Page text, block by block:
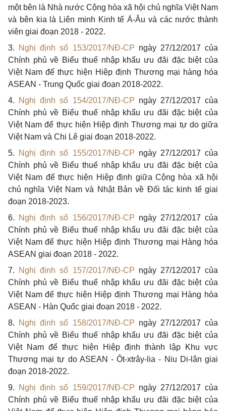
một bên là Nhà nước Cộng hòa xã hội chủ nghĩa Việt Nam
và bên kia là Liên minh Kinh tế Á-Âu và các nước thành
viên giai đoạn 2018 - 2022.
3.
Nghị định số 153/2017/NĐ-CP ngày 27/12/2017 của
Chính phủ về Biểu thuế nhập khẩu ưu đãi đặc biệt của
Việt Nam để thực hiện Hiệp định Thương mại hàng hóa
ASEAN - Trung Quốc giai đoạn 2018-2022.
4.
Nghị định số 154/2017/NĐ-CP ngày 27/12/2017 của
Chính phủ về Biểu thuế nhập khẩu ưu đãi đặc biệt của
Việt Nam để thực hiện Hiệp định Thương mại tự do giữa
Việt Nam và Chi Lê giai đoạn 2018-2022.
5.
Nghị định số 155/2017/NĐ-CP ngày 27/12/2017 của
Chính phủ về Biểu thuế nhập khẩu ưu đãi đặc biệt của
Việt Nam để thực hiện Hiệp định giữa Cộng hòa xã hội
chủ nghĩa Việt Nam và Nhật Bản về Đối tác kinh tế giai
đoạn 2018-2023.
6.
Nghị định số 156/2017/NĐ-CP ngày 27/12/2017 của
Chính phủ về Biểu thuế nhập khẩu ưu đãi đặc biệt của
Việt Nam để thực hiện Hiệp định Thương mại Hàng hóa
ASEAN giai đoạn 2018 - 2022.
7.
Nghị định số 157/2017/NĐ-CP ngày 27/12/2017 của
Chính phủ về Biểu thuế nhập khẩu ưu đãi đặc biệt của
Việt Nam để thực hiện Hiệp định Thương mại Hàng hóa
ASEAN - Hàn Quốc giai đoạn 2018 - 2022.
8.
Nghị định số 158/2017/NĐ-CP ngày 27/12/2017 của
Chính phủ về Biểu thuế nhập khẩu ưu đãi đặc biệt của
Việt Nam để thực hiện Hiệp định thành lập Khu vực
Thương mại tự do ASEAN - Ôt-xtrây-lia - Niu Di-lân giai
đoạn 2018-2022.
9.
Nghị định số 159/2017/NĐ-CP ngày 27/12/2017 của
Chính phủ về Biểu thuế nhập khẩu ưu đãi đặc biệt của